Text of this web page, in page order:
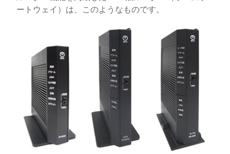
ートウェイ）は、このようなものです。